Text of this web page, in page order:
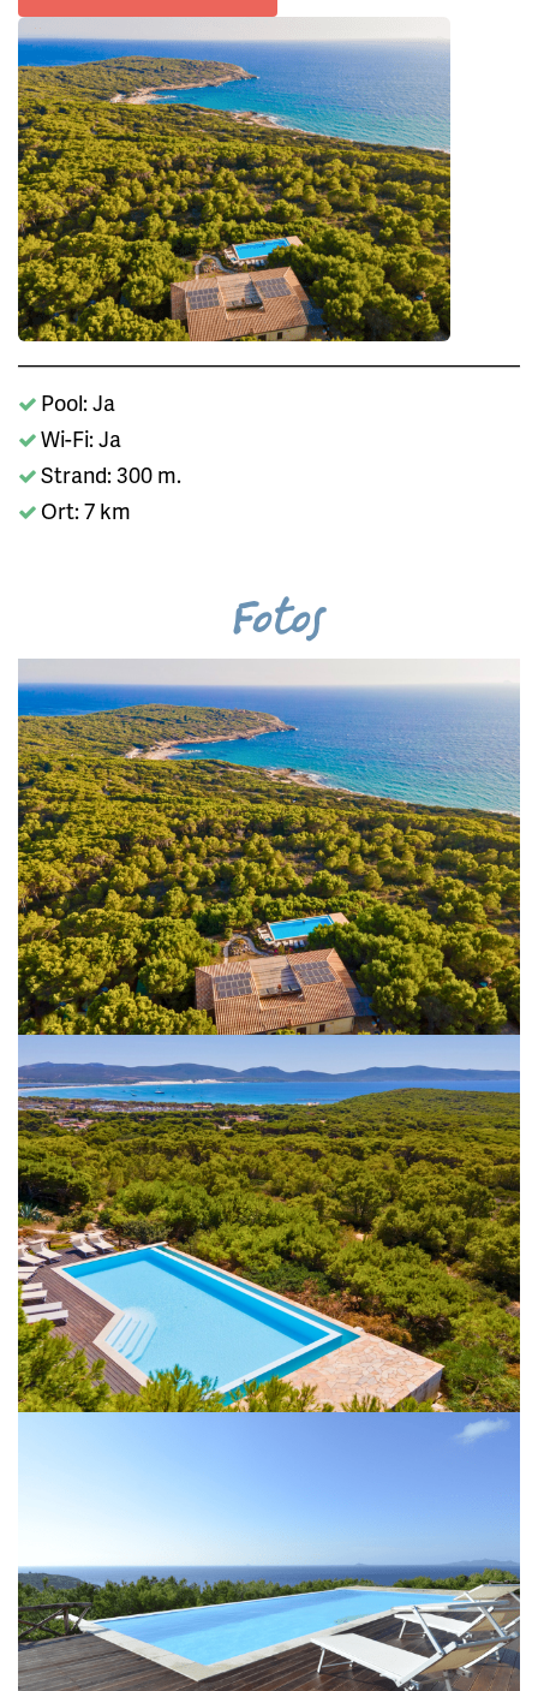
Pool: Ja
Wi-Fi: Ja
Strand: 300 m.
Ort: 7 km
Fotos